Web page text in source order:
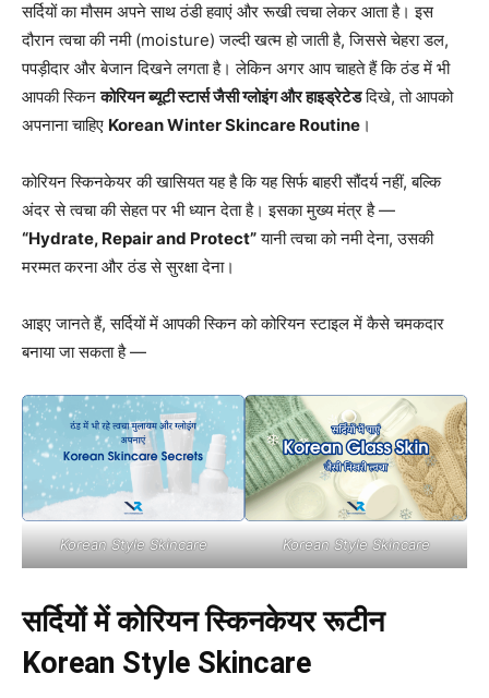
सर्दियों का मौसम अपने साथ ठंडी हवाएं और रूखी त्वचा लेकर आता है। इस
दौरान त्वचा की नमी (moisture) जल्दी खत्म हो जाती है, जिससे चेहरा डल,
पपड़ीदार और बेजान दिखने लगता है। लेकिन अगर आप चाहते हैं कि ठंड में भी
आपकी स्किनकोरियन ब्यूटी स्टार्स जैसी ग्लोइंग और हाइड्रेटेडदिखे, तो आपको
अपनाना चाहिए Korean Winter Skincare Routine ।
कोरियन स्किनकेयर की खासियत यह है कि यह सिर्फ बाहरी सौंदर्य नहीं, बल्कि
अंदर से त्वचा की सेहत पर भी ध्यान देता है। इसका मुख्य मंत्र है —
“Hydrate, Repair and Protect”यानी त्वचा को नमी देना, उसकी
मरम्मत करना और ठंड से सुरक्षा देना।
आइए जानते हैं, सर्दियों में आपकी स्किन को कोरियन स्टाइल में कैसे चमकदार
बनाया जा सकता है —
Korean Style Skincare Korean Style Skincare
सर्दियों में कोरियन स्किनकेयर रूटीन
Korean Style Skincare